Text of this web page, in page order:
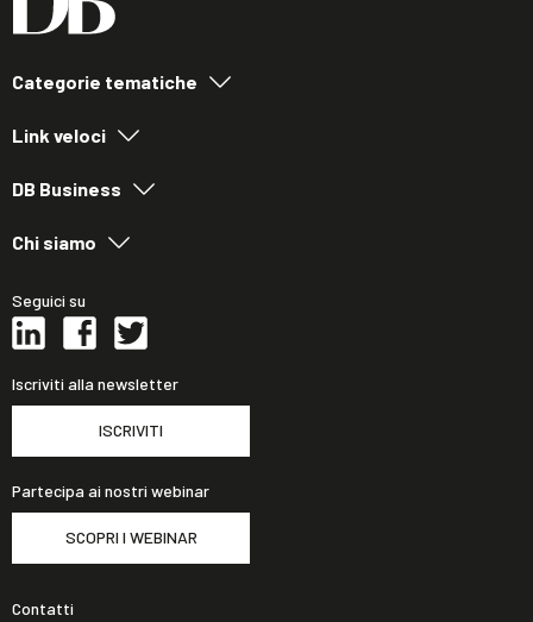
Categorie tematiche
Link veloci
DB Business
Chi siamo
Seguici su
Iscriviti alla newsletter
ISCRIVITI
Partecipa ai nostri webinar
SCOPRI I WEBINAR
Contatti